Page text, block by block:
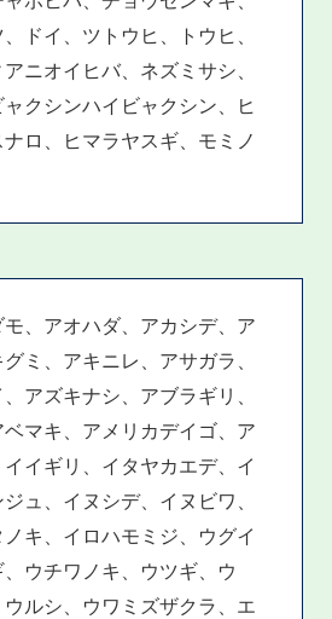
ドイ、ツトウヒ、トウヒ、
ニオイヒバ、ネズミサシ、
クシンハイビャクシン、ヒ
ロ、ヒマラヤスギ、モミノ
、アオハダ、アカシデ、ア
ミ、アキニレ、アサガラ、
アズキナシ、アブラギリ、
マキ、アメリカデイゴ、ア
イギリ、イタヤカエデ、イ
ュ、イヌシデ、イヌビワ、
キ、イロハモミジ、ウグイ
ウチワノキ、ウツギ、ウ
ウルシ、ウワミズザクラ、エ